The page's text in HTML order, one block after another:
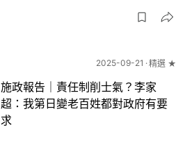
2025-09-21 精選 ★
施政報告｜責任制削士氣？李家
超：我第日變老百姓都對政府有要
求